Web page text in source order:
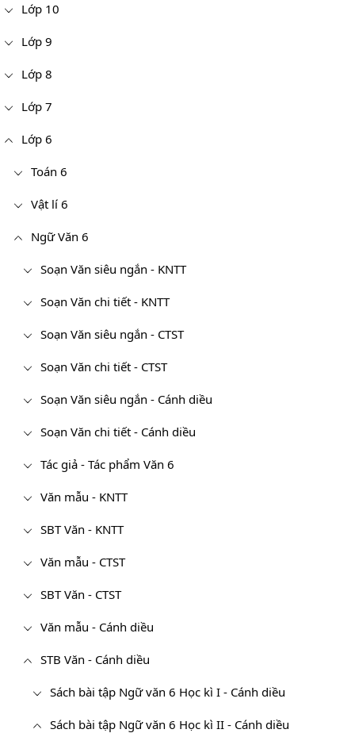
Lớp 10
Lớp 9
Lớp 8
Lớp 7
Lớp 6
Toán 6
Vật lí 6
Ngữ Văn 6
Soạn Văn siêu ngắn - KNTT
Soạn Văn chi tiết - KNTT
Soạn Văn siêu ngắn - CTST
Soạn Văn chi tiết - CTST
Soạn Văn siêu ngắn - Cánh diều
Soạn Văn chi tiết - Cánh diều
Tác giả - Tác phẩm Văn 6
Văn mẫu - KNTT
SBT Văn - KNTT
Văn mẫu - CTST
SBT Văn - CTST
Văn mẫu - Cánh diều
STB Văn - Cánh diều
Sách bài tập Ngữ văn 6 Học kì I - Cánh diều
Sách bài tập Ngữ văn 6 Học kì II - Cánh diều